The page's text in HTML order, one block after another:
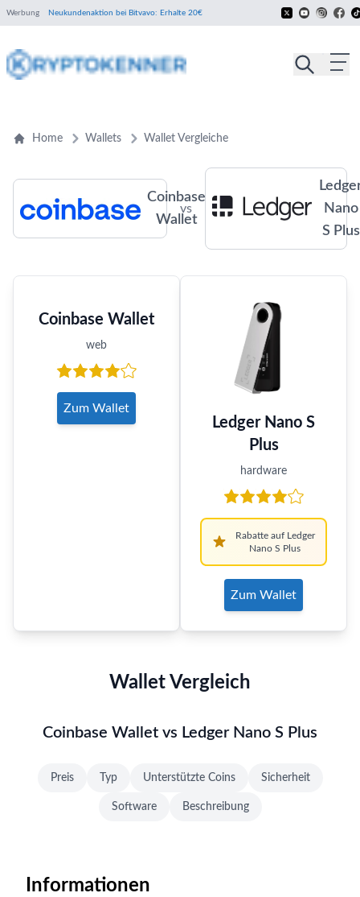
Werbung Neukundenaktion bei Bitvavo: Erhalte 20€
Home Wallets Wallet Vergleiche
Coinbase
Wallet
vs
Nano
S Plus
Coinbase Wallet
web
Zum Wallet
Ledger Nano S
Plus
hardware
Rabatte auf Ledger
Nano S Plus
Zum Wallet
Wallet Vergleich
Coinbase Wallet vs Ledger Nano S Plus
Preis Typ Unterstützte Coins Sicherheit
Software Beschreibung
Informationen